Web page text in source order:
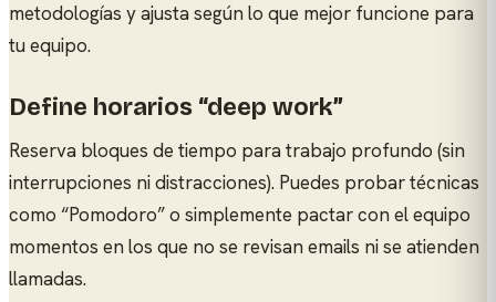
metodologías y ajusta según lo que mejor funcione para
tu equipo.
Define horarios “deep work”
Reserva bloques de tiempo para trabajo profundo (sin
interrupciones ni distracciones). Puedes probar técnicas
como “Pomodoro” o simplemente pactar con el equipo
momentos en los que no se revisan emails ni se atienden
llamadas.